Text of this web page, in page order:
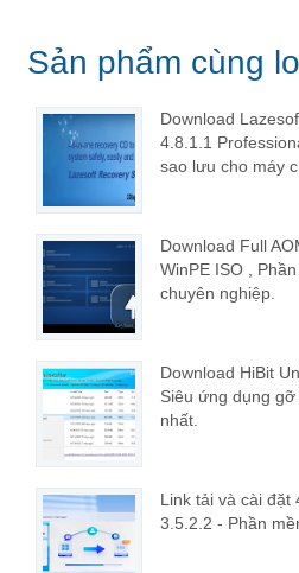
Sản phẩm cùng
Download
4.8.1.1
sao lưu cho máy
Download Full
WinPE ISO ,
chuyên nghiệp.
Download HiBit
Siêu ứng dụng
nhất.
Link tải và cài đặt
3.5.2.2 - Phần